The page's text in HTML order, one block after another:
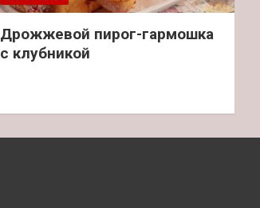
Дрожжевой пирог-гармошка
с клубникой